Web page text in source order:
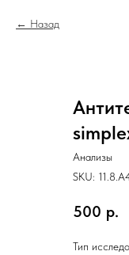
Назад
Анализы
SKU:
500 р.
Тип